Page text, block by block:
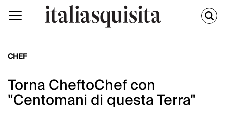
CHEF
Torna CheftoChef con
"Centomani di questa Terra"